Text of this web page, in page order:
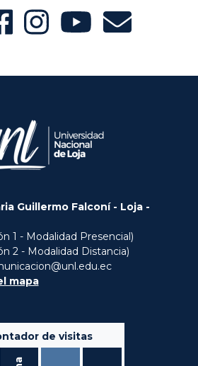
Guillermo Falconí - Loja -
1 - Modalidad Presencial)
2 - Modalidad Distancia)
mapa
de visitas